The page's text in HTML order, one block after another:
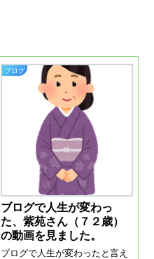
ブログ
ブログで人生が変わっ
た、紫苑さん（７２歳）
の動画を見ました。
ブログで人生が変わったと言え